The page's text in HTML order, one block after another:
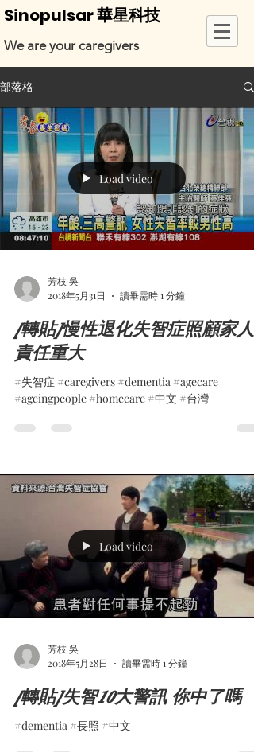
Sinopulsar 華星科技
We are your caregivers
部落格
Load video
芳枝 吳
2018年5月31日
讀畢需時 1 分鐘
[轉貼]慢性退化失智症照顧家人
責任重大
#失智症 #caregivers #dementia #agecare
#ageingpeople #homecare #中文 #台灣
Load video
芳枝 吳
2018年5月28日
讀畢需時 1 分鐘
[轉貼]失智10大警訊 你中了嗎
#dementia #長照 #中文